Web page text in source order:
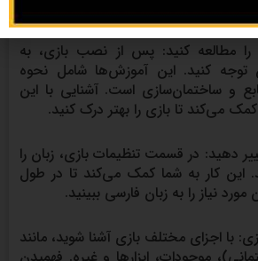
را مطالعه کنید: پس از نصب بازی، به
توجه کنید. این آموزش‌ها شامل نحوه
و ساختمان‌سازی است. آشنایی با این
می‌کند تا بازی را بهتر درک کنید.
دهید: در قسمت تنظیمات بازی، زبان را
این کار به شما کمک می‌کند تا در طول
نیاز را به زبان فارسی ببینید.
با اجزای مختلف بازی آشنا شوید، مانند